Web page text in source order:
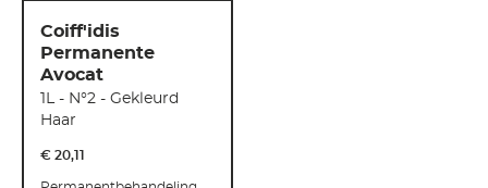
Coiff'idis
Permanente
Avocat
1L - N°2 - Gekleurd
Haar
€ 20,